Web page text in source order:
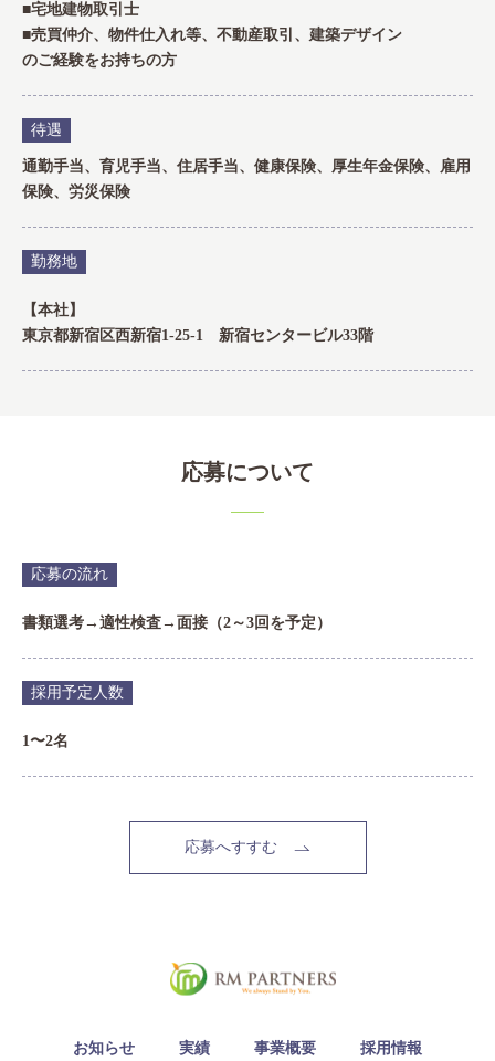
■宅地建物取引士
■売買仲介、物件仕入れ等、不動産取引、建築デザイン
のご経験をお持ちの方
待遇
通勤手当、育児手当、住居手当、健康保険、厚生年金保険、雇用
保険、労災保険
勤務地
【本社】
東京都新宿区西新宿1-25-1 新宿センタービル33階
応募について
応募の流れ
書類選考→適性検査→面接（2～3回を予定）
採用予定人数
1〜2名
応募へすすむ
お知らせ 実績 事業概要 採用情報